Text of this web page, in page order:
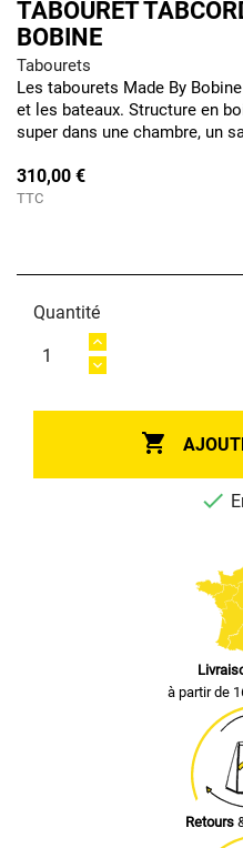
TABOURET
BOBINE
Tabourets
Les tabourets Made By
et les bateaux. Structure en
super dans une chambre, un
310,00 €
TTC
Quantité


à partir de
Retours